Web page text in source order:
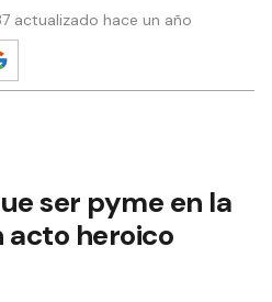
actualizado hace un año
ser pyme en la
acto heroico